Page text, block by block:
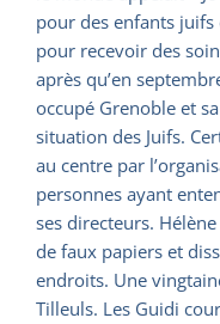
pour des enfants
pour recevoir des
après qu’en
occupé Grenoble et
situation des Juifs.
au centre par
personnes ayant
ses directeurs.
de faux papiers et
endroits. Une
Tilleuls. Les Guidi